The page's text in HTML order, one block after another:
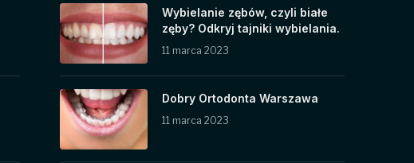
Wybielanie zębów, czyli białe
zęby? Odkryj tajniki wybielania.
11 marca 2023
Dobry Ortodonta Warszawa
11 marca 2023